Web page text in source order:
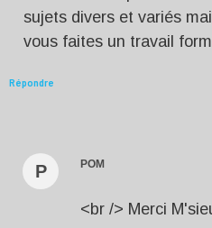
sujets divers et variés
vous faites un travail
Répondre
P POM
<br /> Merci